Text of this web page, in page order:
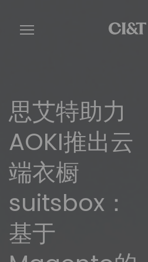
to
main
思艾特助力
AOKI推出云
端衣橱
suitsbox：
基于